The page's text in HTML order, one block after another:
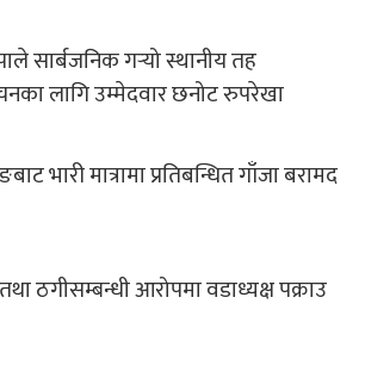
सार्बजनिक गर्‍यो स्थानीय तह
लागि उम्मेदवार छनोट रुपरेखा
भारी मात्रामा प्रतिबन्धित गाँजा बरामद
ठगीसम्बन्धी आरोपमा वडाध्यक्ष पक्राउ